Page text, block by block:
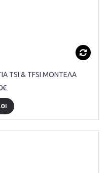
TSI & TFSI ΜΟΝΤΕΛΑ